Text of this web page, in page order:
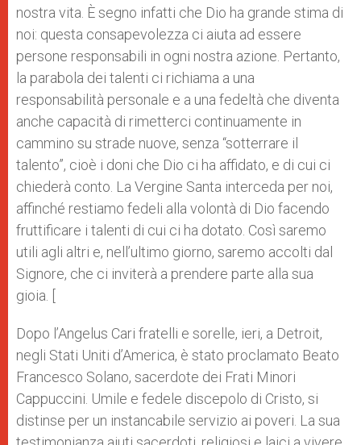
nostra vita. È segno infatti che Dio ha grande stima di
noi: questa consapevolezza ci aiuta ad essere
persone responsabili in ogni nostra azione. Pertanto,
la parabola dei talenti ci richiama a una
responsabilità personale e a una fedeltà che diventa
anche capacità di rimetterci continuamente in
cammino su strade nuove, senza “sotterrare il
talento”, cioè i doni che Dio ci ha affidato, e di cui ci
chiederà conto. La Vergine Santa interceda per noi,
affinché restiamo fedeli alla volontà di Dio facendo
fruttificare i talenti di cui ci ha dotato. Così saremo
utili agli altri e, nell’ultimo giorno, saremo accolti dal
Signore, che ci inviterà a prendere parte alla sua
gioia. [
Dopo l’Angelus Cari fratelli e sorelle, ieri, a Detroit,
negli Stati Uniti d’America, è stato proclamato Beato
Francesco Solano, sacerdote dei Frati Minori
Cappuccini. Umile e fedele discepolo di Cristo, si
distinse per un instancabile servizio ai poveri. La sua